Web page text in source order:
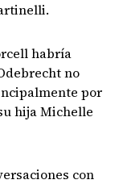
habría
no
por
hija Michelle
con